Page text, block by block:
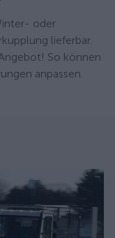
oder
lieferbar.
So können
anpassen.